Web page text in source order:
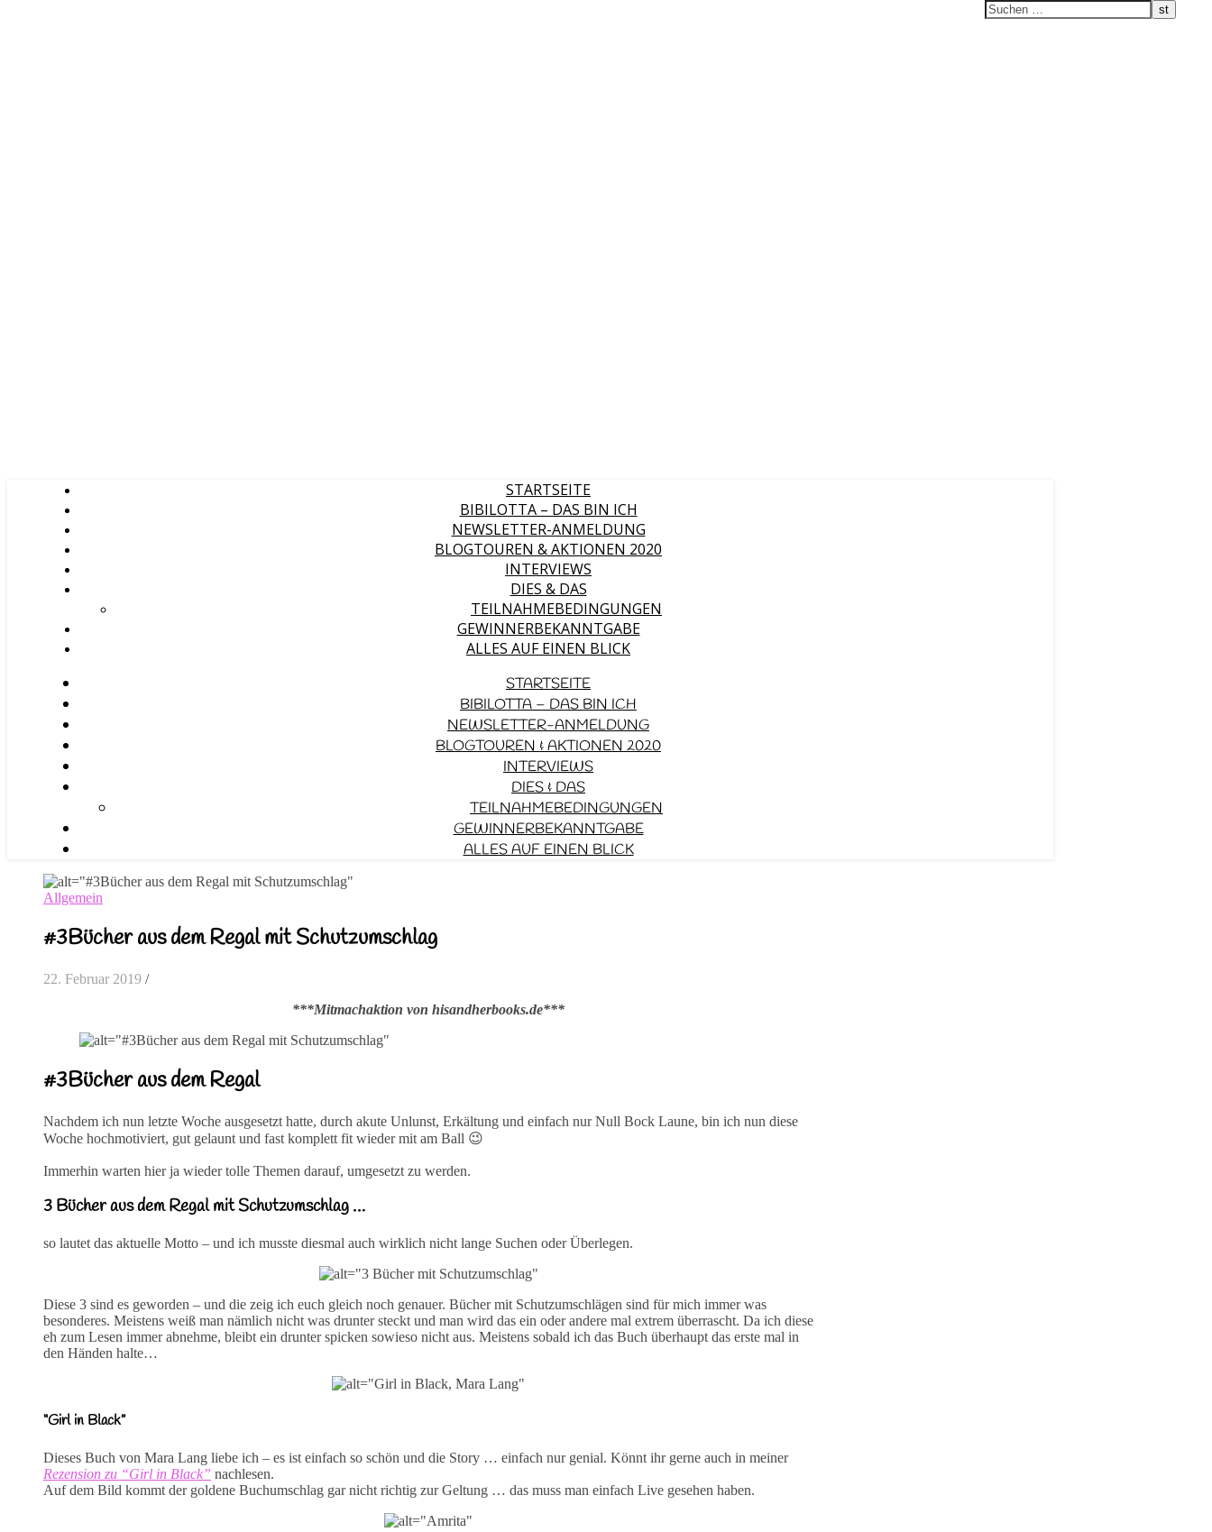
STARTSEITE
BIBILOTTA – DAS BIN ICH
NEWSLETTER-ANMELDUNG
BLOGTOUREN & AKTIONEN 2020
INTERVIEWS
DIES & DAS
TEILNAHMEBEDINGUNGEN
GEWINNERBEKANNTGABE
ALLES AUF EINEN BLICK
STARTSEITE
BIBILOTTA – DAS BIN ICH
NEWSLETTER-ANMELDUNG
BLOGTOUREN & AKTIONEN 2020
INTERVIEWS
DIES & DAS
TEILNAHMEBEDINGUNGEN
GEWINNERBEKANNTGABE
ALLES AUF EINEN BLICK
Allgemein
#3Bücher aus dem Regal mit Schutzumschlag
22. Februar 2019 /
***Mitmachaktion von hisandherbooks.de***
#3Bücher aus dem Regal
Nachdem ich nun letzte Woche ausgesetzt hatte, durch akute Unlunst, Erkältung und einfach nur Null Bock Laune, bin ich nun diese
Woche hochmotiviert, gut gelaunt und fast komplett fit wieder mit am Ball 😉
Immerhin warten hier ja wieder tolle Themen darauf, umgesetzt zu werden.
3 Bücher aus dem Regal mit Schutzumschlag …
so lautet das aktuelle Motto – und ich musste diesmal auch wirklich nicht lange Suchen oder Überlegen.
Diese 3 sind es geworden – und die zeig ich euch gleich noch genauer. Bücher mit Schutzumschlägen sind für mich immer was
besonderes. Meistens weiß man nämlich nicht was drunter steckt und man wird das ein oder andere mal extrem überrascht. Da ich diese
eh zum Lesen immer abnehme, bleibt ein drunter spicken sowieso nicht aus. Meistens sobald ich das Buch überhaupt das erste mal in
den Händen halte…
“Girl in Black”
Dieses Buch von Mara Lang liebe ich – es ist einfach so schön und die Story … einfach nur genial. Könnt ihr gerne auch in meiner
Rezension zu “Girl in Black” nachlesen.
Auf dem Bild kommt der goldene Buchumschlag gar nicht richtig zur Geltung … das muss man einfach Live gesehen haben.